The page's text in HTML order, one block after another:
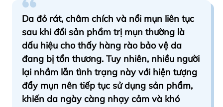
Da đỏ rát, châm chích và nổi mụn liên tục
sau khi đổi sản phẩm trị mụn thường là
dấu hiệu cho thấy hàng rào bảo vệ da
đang bị tổn thương. Tuy nhiên, nhiều người
lại nhầm lẫn tình trạng này với hiện tượng
đẩy mụn nên tiếp tục sử dụng sản phẩm,
khiến da ngày càng nhạy cảm và khó